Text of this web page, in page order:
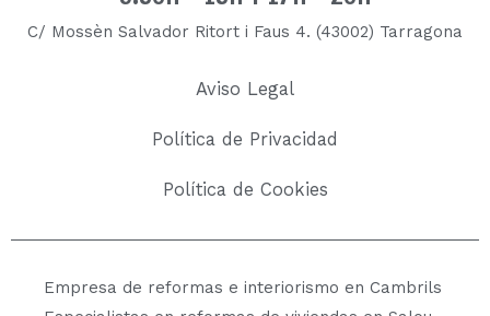
C/ Mossèn Salvador Ritort i Faus 4. (43002) Tarragona
Aviso Legal
Política de Privacidad
Política de Cookies
Empresa de reformas e interiorismo en Cambrils